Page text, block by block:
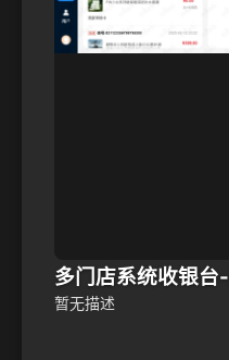
多门店系统收银
暂无描述